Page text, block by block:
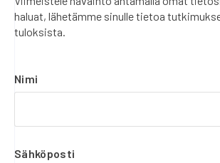
haluat, lähetämme sinulle tietoa
tuloksista.
Nimi
Sähköposti